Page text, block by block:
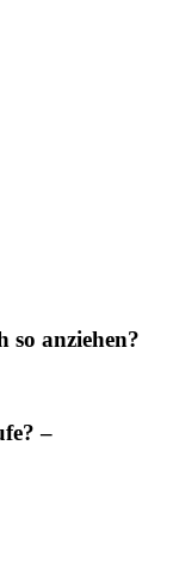
so anziehen?
–